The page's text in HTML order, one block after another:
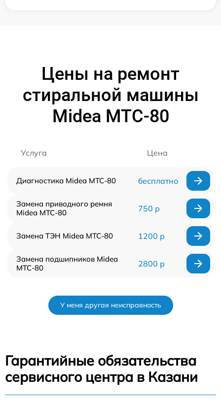
Цены на ремонт
стиральной машины
Midea MTC-80
Услуга Цена
Диагностика Midea MTC-80 бесплатно
Замена приводного ремня
Midea MTC-80
750 р
Замена ТЭН Midea MTC-80 1200 р
Замена подшипников Midea
MTC-80
2800 р
У меня другая неисправность
Гарантийные обязательства
сервисного центра в Казани